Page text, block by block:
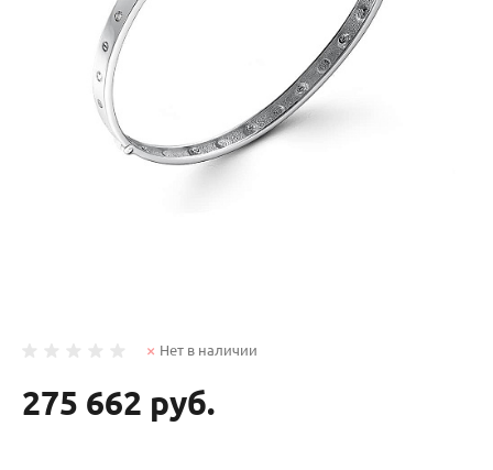
Нет в наличии
275 662 руб.